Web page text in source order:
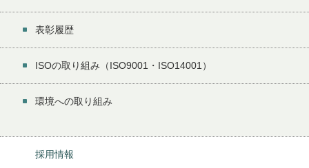
表彰履歴
ISOの取り組み（ISO9001・ISO14001）
環境への取り組み
採用情報